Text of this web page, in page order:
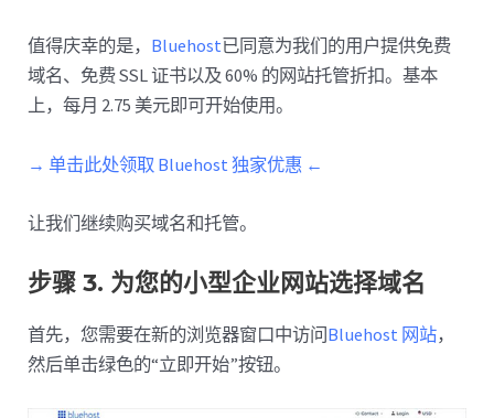
值得庆幸的是， Bluehost已同意为我们的用户提供免费
域名、免费 SSL 证书以及 60% 的网站托管折扣。基本
上，每月 2.75 美元即可开始使用。
→ 单击此处领取 Bluehost 独家优惠 ←
让我们继续购买域名和托管。
步骤 3. 为您的小型企业网站选择域名
首先，您需要在新的浏览器窗口中访问Bluehost 网站，
然后单击绿色的“立即开始”按钮。